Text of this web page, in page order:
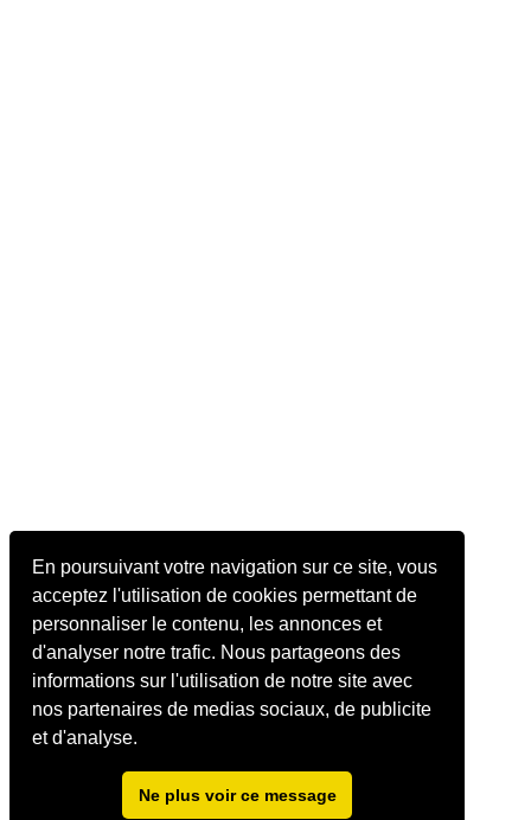
En poursuivant votre navigation sur ce site, vous
acceptez l'utilisation de cookies permettant de
personnaliser le contenu, les annonces et
d'analyser notre trafic. Nous partageons des
informations sur l'utilisation de notre site avec
nos partenaires de medias sociaux, de publicite
et d'analyse.
Ne plus voir ce message